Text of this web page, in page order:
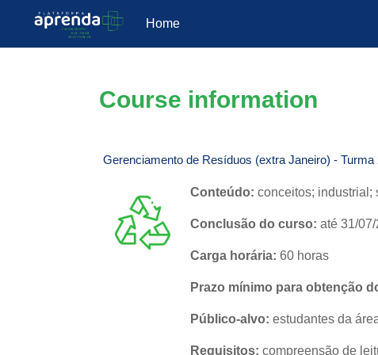
Home
Course information
Gerenciamento de Resíduos (extra Janeiro) - Turma
Conteúdo: conceitos; industrial;
Conclusão do curso: até 31/
Carga horária: 60 horas
Prazo mínimo para obtenção
Público-alvo: estudantes da
Requisitos: compreensão de